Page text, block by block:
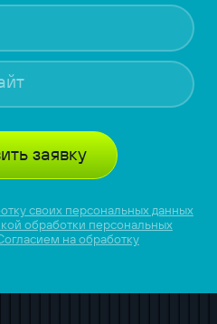
заявку
своих персональных данных
обработки персональных
на обработку